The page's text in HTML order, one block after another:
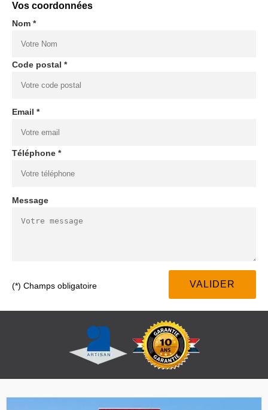
Vos coordonnées
Nom *
Code postal *
Email *
Téléphone *
Message
(*) Champs obligatoire